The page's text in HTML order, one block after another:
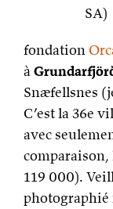
SA)
fondation
à
Snæfellsnes
C’est la 36e
avec
comparaison,
119 000).
photographié